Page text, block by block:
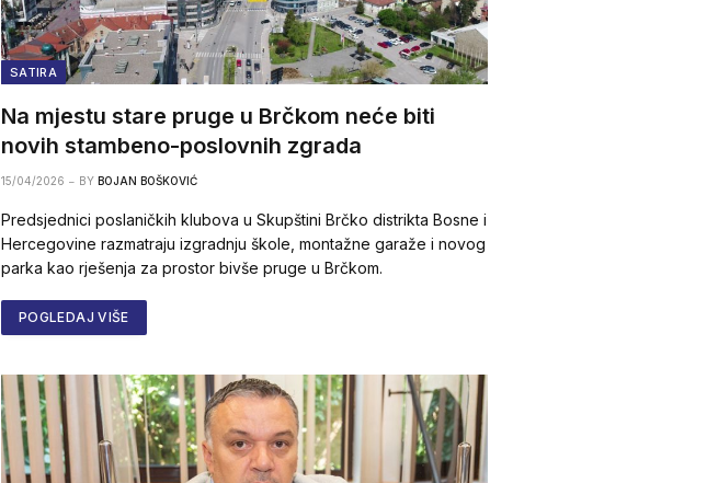
SATIRA
Na mjestu stare pruge u Brčkom neće biti
novih stambeno-poslovnih zgrada
15/04/2026 BY BOJAN BOŠKOVIĆ
Predsjednici poslaničkih klubova u Skupštini Brčko distrikta Bosne i
Hercegovine razmatraju izgradnju škole, montažne garaže i novog
parka kao rješenja za prostor bivše pruge u Brčkom.
POGLEDAJ VIŠE